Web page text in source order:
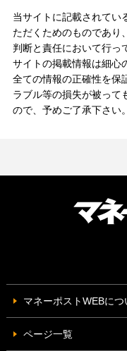
当サイトに記載されてい
ただくためのものであり
判断と責任において行っ
サイトの掲載情報は細心
全ての情報の正確性を保
ラブル等の損失が被って
ので、予めご了承下さい。
マネーポストWEBにつ
ページ一覧